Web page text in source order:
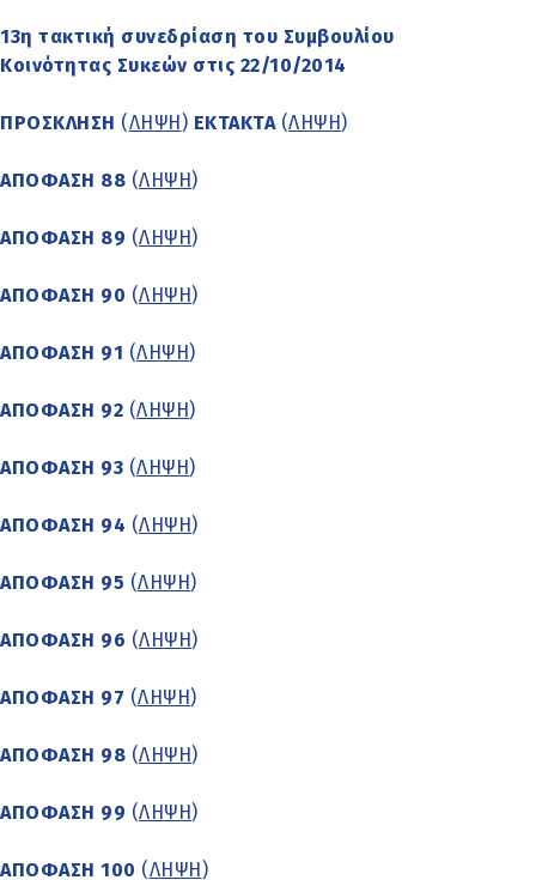
13η τακτική συνεδρίαση του Συμβουλίου
Κοινότητας Συκεών στις 22/10/2014
ΠΡΟΣΚΛΗΣΗ (ΛΗΨΗ ) ΕΚΤΑΚΤΑ(ΛΗΨΗ )
ΑΠΟΦΑΣΗ 88 (ΛΗΨΗ )
ΑΠΟΦΑΣΗ 89 (ΛΗΨΗ )
ΑΠΟΦΑΣΗ 90 (ΛΗΨΗ )
ΑΠΟΦΑΣΗ 91 (ΛΗΨΗ )
ΑΠΟΦΑΣΗ 92 (ΛΗΨΗ )
ΑΠΟΦΑΣΗ 93 (ΛΗΨΗ )
ΑΠΟΦΑΣΗ 94 (ΛΗΨΗ )
ΑΠΟΦΑΣΗ 95 (ΛΗΨΗ )
ΑΠΟΦΑΣΗ 96 (ΛΗΨΗ )
ΑΠΟΦΑΣΗ 97 (ΛΗΨΗ )
ΑΠΟΦΑΣΗ 98 (ΛΗΨΗ )
ΑΠΟΦΑΣΗ 99 (ΛΗΨΗ )
ΑΠΟΦΑΣΗ 100 (ΛΗΨΗ )